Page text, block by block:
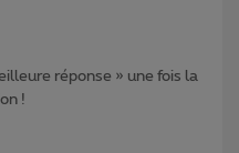
réponse » une fois la
!